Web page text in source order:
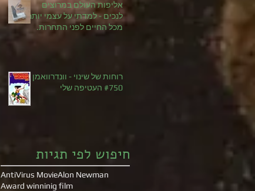
אליפות העולם במרוצים
לנכים - למדתי על עצמי יותר
מכל החיים לפני התחרות.
רוחות של שינוי - וונדרוואמן
#750 העטיפה שלי
חיפוש לפי תגיות
Alon Newman
AntiVirus Movie
Award winninig film